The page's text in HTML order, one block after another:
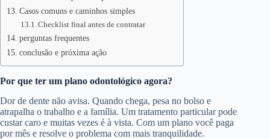
Casos comuns e caminhos simples
Checklist final antes de contratar
perguntas frequentes
conclusão e próxima ação
Por que ter um plano odontológico agora?
Dor de dente não avisa. Quando chega, pesa no bolso e
atrapalha o trabalho e a família. Um tratamento particular pode
custar caro e muitas vezes é à vista. Com um plano você paga
por mês e resolve o problema com mais tranquilidade.